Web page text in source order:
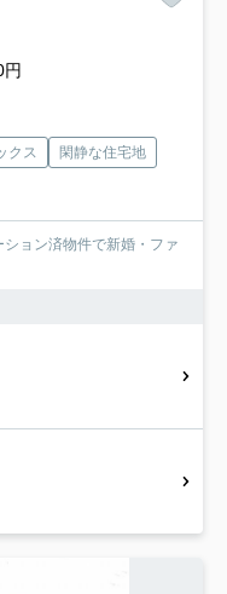
クス
閑静な住宅地
ョン済物件で新婚・ファ